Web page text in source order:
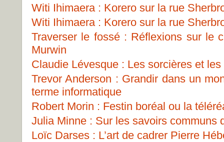
Witi Ihimaera : Korero sur la rue
Witi Ihimaera : Korero sur la rue
Traverser le fossé : Réflexions sur le
Murwin
Claudie Lévesque : Les sorcières et
Trevor Anderson : Grandir dans un
terme informatique
Robert Morin : Festin boréal ou la
Julia Minne : Sur les savoirs communs
Loïc Darses : L’art de cadrer Pierre